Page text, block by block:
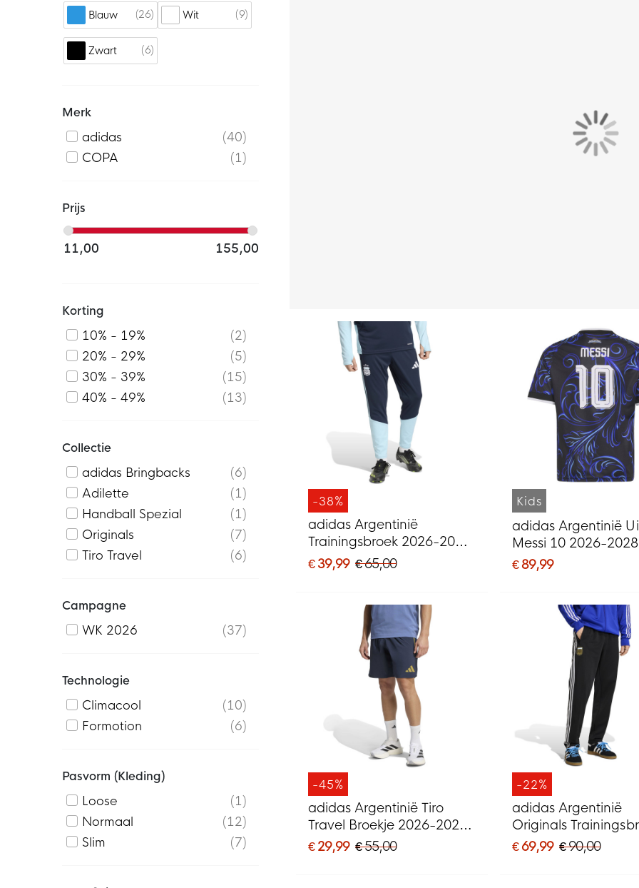
-38%
adidas Argentinië
Trainingsbroek 2026-2028
Donkerblauw Lichtblauw
€ 39,99 € 65,00
Kids
adidas Argentinië
Messi 10 2026-
€ 89,99
-45%
adidas Argentinië Tiro
Travel Broekje 2026-2028
Donkerblauw Goud
€ 29,99 € 55,00
-22%
adidas Argentinië
Originals
Zwart Wit Goud
€ 69,99 € 90,00
Blauw 26 Wit 9
Zwart 6
Merk
adidas
40
COPA
1
Prijs
11,00 155,00
Korting
10% - 19%
2
20% - 29%
5
30% - 39%
15
40% - 49%
13
Collectie
adidas Bringbacks
6
Adilette
1
Handball Spezial
1
Originals
7
Tiro Travel
6
Campagne
WK 2026
37
Technologie
Climacool
10
Formotion
6
Pasvorm (kleding)
Loose
1
Normaal
12
Slim
7